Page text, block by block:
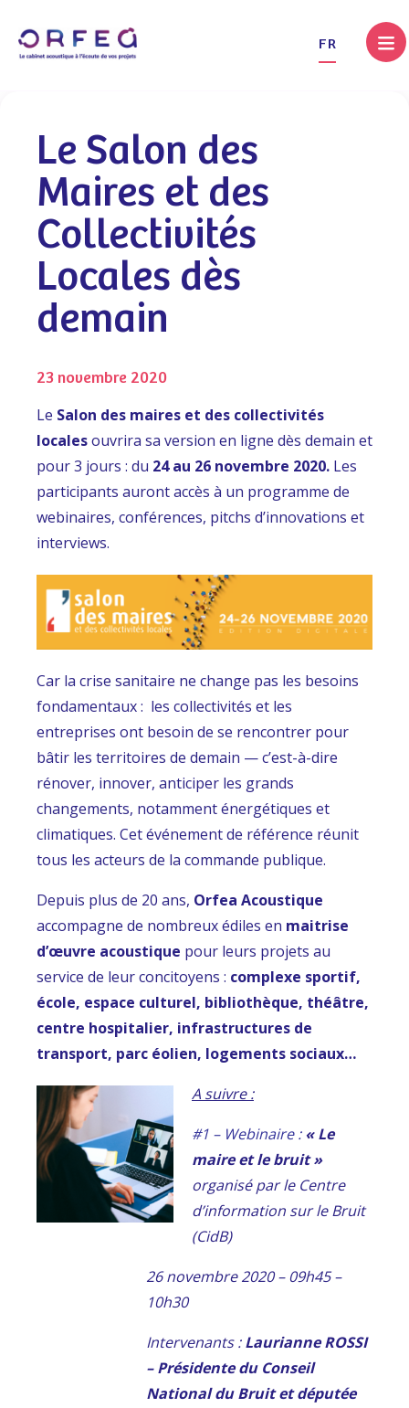
FR
Le Salon des
Maires et des
Collectivités
Locales dès
demain
23 novembre 2020
Le Salon des maires et des collectivités
localesouvrira sa version en ligne dès demain et
pour 3 jours : du 24 au 26 novembre 2020. Les
participants auront accès à un programme de
webinaires, conférences, pitchs d’innovations et
interviews.
Car la crise sanitaire ne change pas les besoins
fondamentaux : les collectivités et les
entreprises ont besoin de se rencontrer pour
bâtir les territoires de demain — c’est-à-dire
rénover, innover, anticiper les grands
changements, notamment énergétiques et
climatiques. Cet événement de référence réunit
tous les acteurs de la commande publique.
Depuis plus de 20 ans, Orfea Acoustique
accompagne de nombreux édiles en maitrise
d’œuvre acoustique pour leurs projets au
service de leur concitoyens : complexe sportif,
école, espace culturel, bibliothèque, théâtre,
centre hospitalier, infrastructures de
transport, parc éolien, logements sociaux…
A suivre :
#1 – Webinaire : « Le
maire et le bruit »
organisé par le Centre
d’information sur le Bruit
(CidB)
26 novembre 2020 – 09h45 –
10h30
Intervenants :Laurianne ROSSI
– Présidente du Conseil
National du Bruit et députée